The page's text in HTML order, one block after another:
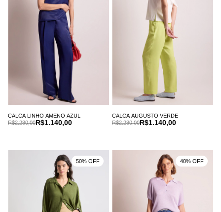
CALCA LINHO AMENO AZUL
R$1.140,00
R$2.280,00
CALCA AUGUSTO VERDE
R$1.140,00
R$2.280,00
50% OFF 40% OFF